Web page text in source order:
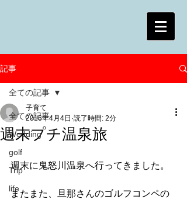
記事
全ての記事
Wedding
golf
Trip
life
全ての記事
週末プチ温泉旅
子育て
2016年4月4日 読了時間: 2分
週末に鬼怒川温泉へ行ってきました。
またまた、旦那さんのゴルフコンペの